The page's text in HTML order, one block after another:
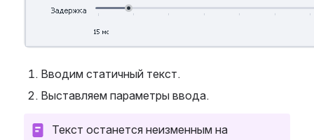
Вводим статичный текст.
Выставляем параметры ввода.
Текст останется неизменным на